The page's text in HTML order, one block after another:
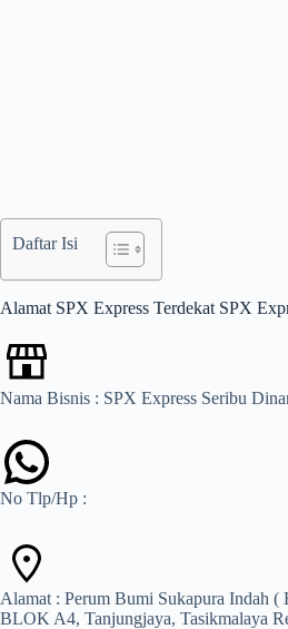
Daftar Isi
Alamat SPX Express Terdekat SPX
Nama Bisnis : SPX Express Seribu
No Tlp/Hp :
Alamat : Perum Bumi Sukapura Indah
BLOK A4, Tanjungjaya, Tasikmalaya